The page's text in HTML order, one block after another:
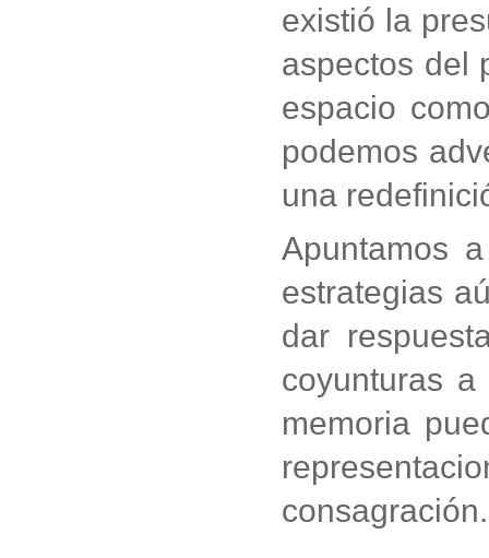
existió la
aspectos del
espacio
podemos
una
Apuntamos
estrategias
dar
coyunturas
memoria
consagración.